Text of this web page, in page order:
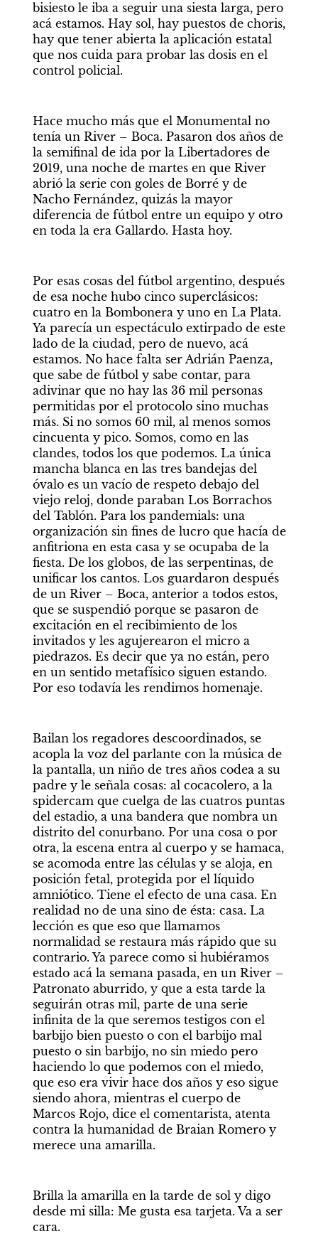
bisiesto le iba a seguir una siesta larga, pero
acá estamos. Hay sol, hay puestos de choris,
hay que tener abierta la aplicación estatal
que nos cuida para probar las dosis en el
control policial.
Hace mucho más que el Monumental no
tenía un River – Boca. Pasaron dos años de
la semifinal de ida por la Libertadores de
2019, una noche de martes en que River
abrió la serie con goles de Borré y de
Nacho Fernández, quizás la mayor
diferencia de fútbol entre un equipo y otro
en toda la era Gallardo. Hasta hoy.
Por esas cosas del fútbol argentino, después
de esa noche hubo cinco superclásicos:
cuatro en la Bombonera y uno en La Plata.
Ya parecía un espectáculo extirpado de este
lado de la ciudad, pero de nuevo, acá
estamos. No hace falta ser Adrián Paenza,
que sabe de fútbol y sabe contar, para
adivinar que no hay las 36 mil personas
permitidas por el protocolo sino muchas
más. Si no somos 60 mil, al menos somos
cincuenta y pico. Somos, como en las
clandes, todos los que podemos. La única
mancha blanca en las tres bandejas del
óvalo es un vacío de respeto debajo del
viejo reloj, donde paraban Los Borrachos
del Tablón. Para los pandemials: una
organización sin fines de lucro que hacía de
anfitriona en esta casa y se ocupaba de la
fiesta. De los globos, de las serpentinas, de
unificar los cantos. Los guardaron después
de un River – Boca, anterior a todos estos,
que se suspendió porque se pasaron de
excitación en el recibimiento de los
invitados y les agujerearon el micro a
piedrazos. Es decir que ya no están, pero
en un sentido metafísico siguen estando.
Por eso todavía les rendimos homenaje.
Bailan los regadores descoordinados, se
acopla la voz del parlante con la música de
la pantalla, un niño de tres años codea a su
padre y le señala cosas: al cocacolero, a la
spidercam que cuelga de las cuatros puntas
del estadio, a una bandera que nombra un
distrito del conurbano. Por una cosa o por
otra, la escena entra al cuerpo y se hamaca,
se acomoda entre las células y se aloja, en
posición fetal, protegida por el líquido
amniótico. Tiene el efecto de una casa. En
realidad no de una sino de ésta: casa. La
lección es que eso que llamamos
normalidad se restaura más rápido que su
contrario. Ya parece como si hubiéramos
estado acá la semana pasada, en un River –
Patronato aburrido, y que a esta tarde la
seguirán otras mil, parte de una serie
infinita de la que seremos testigos con el
barbijo bien puesto o con el barbijo mal
puesto o sin barbijo, no sin miedo pero
haciendo lo que podemos con el miedo,
que eso era vivir hace dos años y eso sigue
siendo ahora, mientras el cuerpo de
Marcos Rojo, dice el comentarista, atenta
contra la humanidad de Braian Romero y
merece una amarilla.
Brilla la amarilla en la tarde de sol y digo
desde mi silla: Me gusta esa tarjeta. Va a ser
cara.